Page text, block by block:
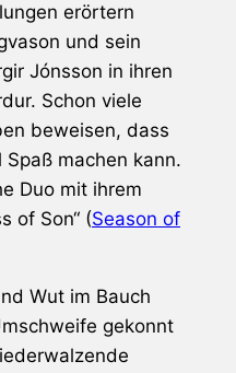
erörtern
und sein
Jónsson in ihren
. Schon viele
beweisen, dass
machen kann.
Duo mit ihrem
of Son“ (Season of
Wut im Bauch
gekonnt